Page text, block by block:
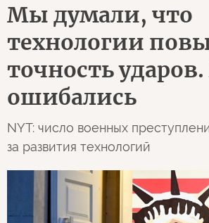
Мы думали, что
технологии
точность
ошибались
NYT: число военных
за развития технологий